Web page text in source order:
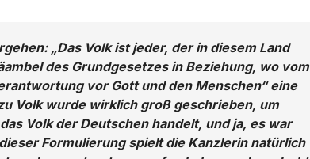
„Das Volk ist jeder, der in diesem Land
des Grundgesetzes in Beziehung, wo vom
vor Gott und den Menschen“ eine
Volk wurde wirklich groß geschrieben, um
Volk der Deutschen handelt, und ja, es war
Formulierung spielt die Kanzlerin natürlich